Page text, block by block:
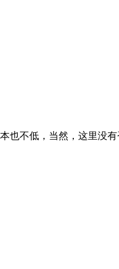
不低，当然，这里没有